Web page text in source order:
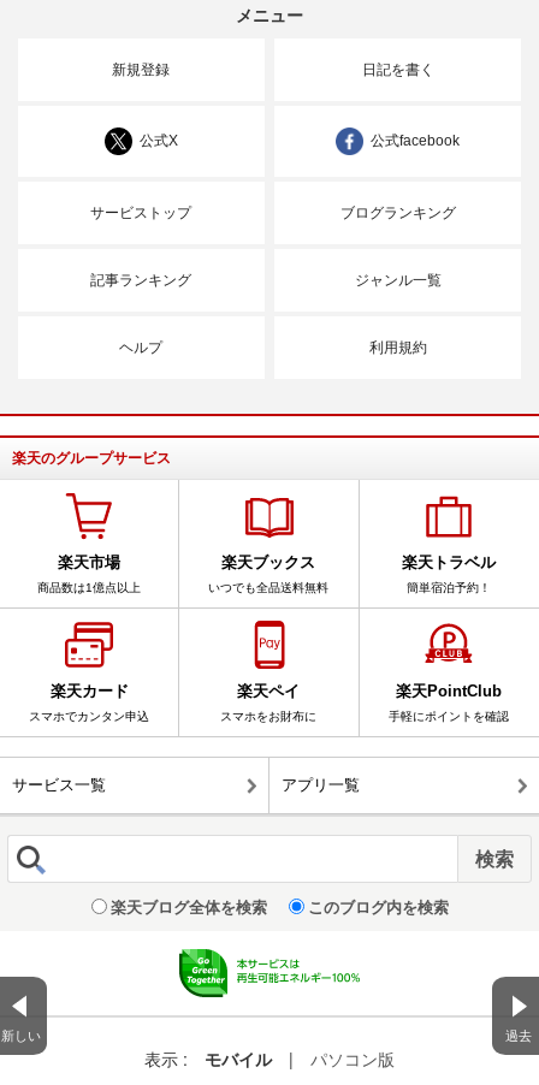
新しい 過去
メニュー
新規登録 日記を書く
公式X 公式facebook
サービストップ ブログランキング
記事ランキング ジャンル一覧
ヘルプ 利用規約
楽天のグループサービス
楽天市場
商品数は1億点以上
楽天ブックス
いつでも全品送料無料
楽天トラベル
簡単宿泊予約！
楽天カード
スマホでカンタン申込
楽天ペイ
スマホをお財布に
楽天PointClub
手軽にポイントを確認
サービス一覧 アプリ一覧
楽天ブログ全体を検索 このブログ内を検索
表示 : モバイル |
パソコン版